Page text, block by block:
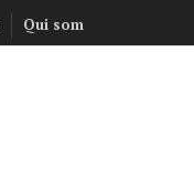
Qui som